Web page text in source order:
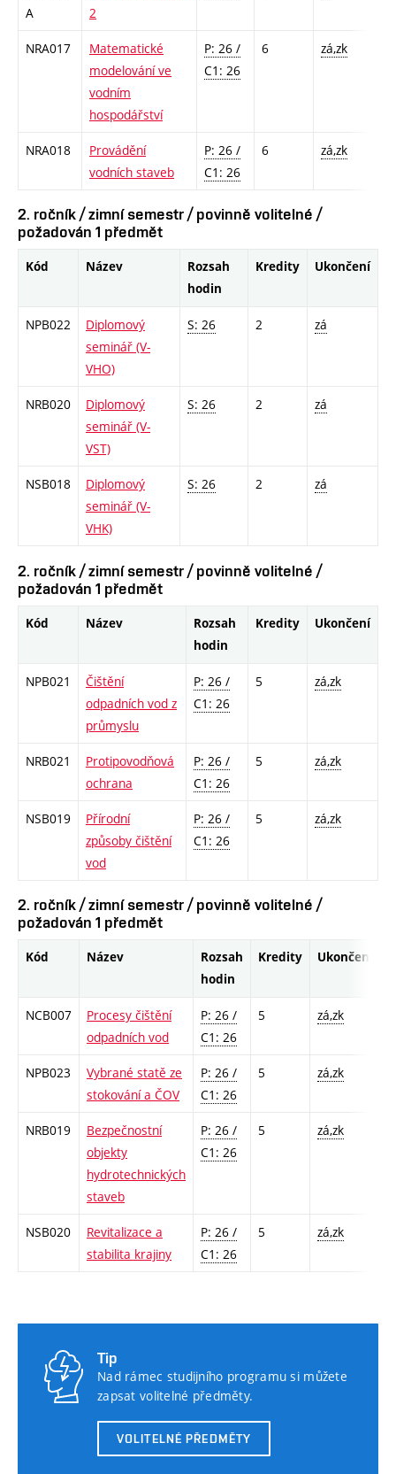
A
2
NRA017
Matematické
modelování ve
vodním
hospodářství
P: 26 /
C1: 26
6 zá,zk
NRA018
Provádění
vodních staveb
P: 26 /
C1: 26
6 zá,zk
2. ročník / zimní semestr / povinně volitelné /
požadován 1 předmět
Kód Název
Rozsah
hodin
Kredity Ukončení
NPB022
Diplomový
seminář (V-
VHO)
S: 26 2 zá
NRB020
Diplomový
seminář (V-
VST)
S: 26 2 zá
NSB018
Diplomový
seminář (V-
VHK)
S: 26 2 zá
2. ročník / zimní semestr / povinně volitelné /
požadován 1 předmět
Kód Název
Rozsah
hodin
Kredity Ukončení
NPB021
Čištění
odpadních vod z
průmyslu
P: 26 /
C1: 26
5 zá,zk
NRB021
Protipovodňová
ochrana
P: 26 /
C1: 26
5 zá,zk
NSB019
Přírodní
způsoby čištění
vod
P: 26 /
C1: 26
5 zá,zk
2. ročník / zimní semestr / povinně volitelné /
požadován 1 předmět
Kód Název
Rozsah
hodin
Kredity Ukončení
NCB007
Procesy čištění
odpadních vod
P: 26 /
C1: 26
5 zá,zk
NPB023
Vybrané statě ze
stokování a ČOV
P: 26 /
C1: 26
5 zá,zk
NRB019
Bezpečnostní
objekty
hydrotechnických
staveb
P: 26 /
C1: 26
5 zá,zk
NSB020
Revitalizace a
stabilita krajiny
P: 26 /
C1: 26
5 zá,zk
Tip
Nad rámec studijního programu si můžete
zapsat volitelné předměty.
VOLITELNÉ PŘEDMĚTY